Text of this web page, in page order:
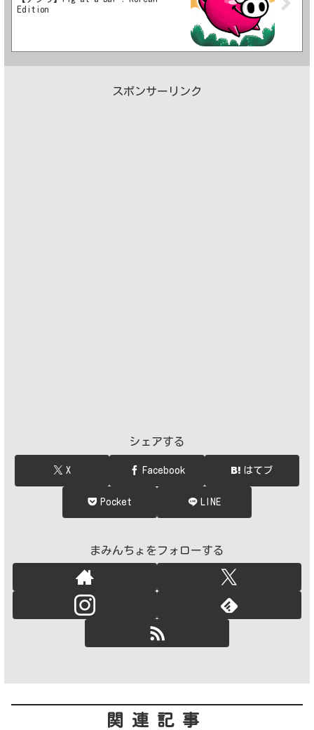
Edition
スポンサーリンク
シェアする
X Facebook はてブ
Pocket LINE
まみんちょをフォローする
関連記事